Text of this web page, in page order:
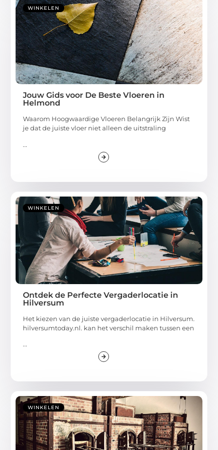
WINKELEN
Jouw Gids voor De Beste Vloeren in
Helmond
Waarom Hoogwaardige Vloeren Belangrijk Zijn Wist
je dat de juiste vloer niet alleen de uitstraling
...
WINKELEN
Ontdek de Perfecte Vergaderlocatie in
Hilversum
Het kiezen van de juiste vergaderlocatie in Hilversum.
hilversumtoday.nl. kan het verschil maken tussen een
...
WINKELEN